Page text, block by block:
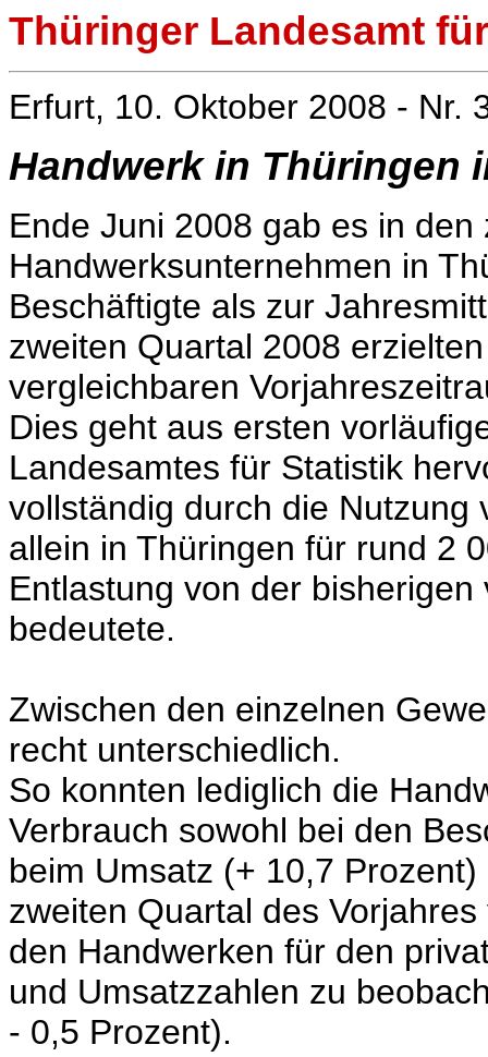
Thüringer Landesamt
Erfurt, 10. Oktober 2008 - Nr.
Handwerk in Thüringen
Ende Juni 2008 gab es in
Handwerksunternehmen in
Beschäftigte als zur
zweiten Quartal 2008
vergleichbaren
Dies geht aus ersten
Landesamtes für Statistik
vollständig durch die Nutzung
allein in Thüringen für rund 2
Entlastung von der
bedeutete.
Zwischen den einzelnen
recht unterschiedlich.
So konnten lediglich die
Verbrauch sowohl bei den
beim Umsatz (+ 10,7
zweiten Quartal des
den Handwerken für den
und Umsatzzahlen zu
- 0,5 Prozent).